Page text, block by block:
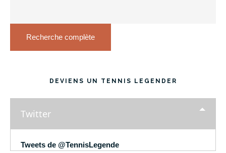
Recherche complète
DEVIENS UN TENNIS LEGENDER
Twitter
Tweets de @TennisLegende